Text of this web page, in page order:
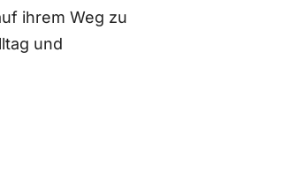
ihrem Weg zu
und